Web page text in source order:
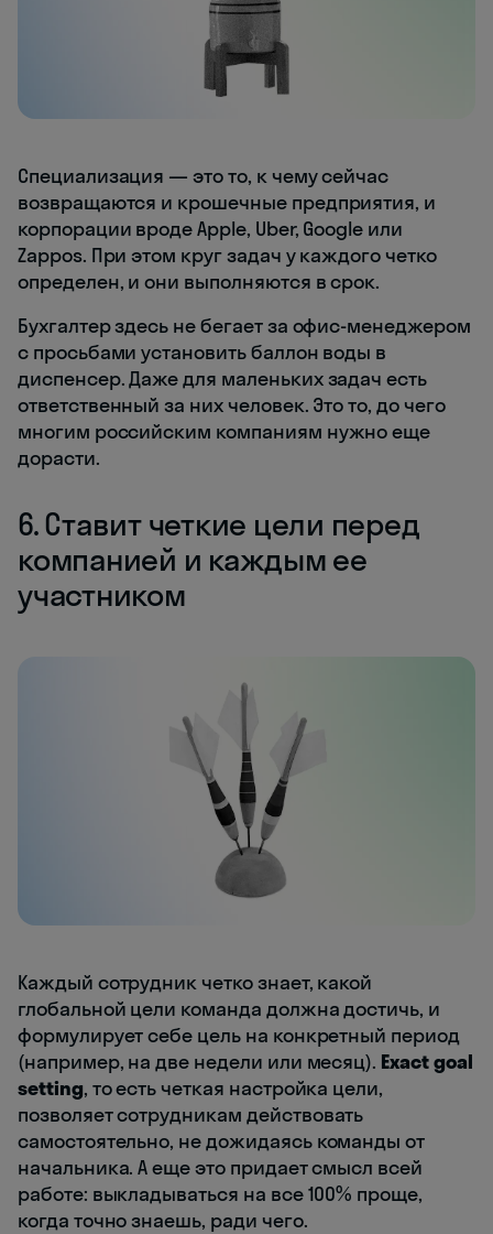
Специализация — это то, к чему сейчас
возвращаются и крошечные предприятия, и
корпорации вроде Apple, Uber, Google или
Zappos. При этом круг задач у каждого четко
определен, и они выполняются в срок.
Бухгалтер здесь не бегает за офис-менеджером
с просьбами установить баллон воды в
диспенсер. Даже для маленьких задач есть
ответственный за них человек. Это то, до чего
многим российским компаниям нужно еще
дорасти.
6. Ставит четкие цели перед
компанией и каждым ее
участником
Каждый сотрудник четко знает, какой
глобальной цели команда должна достичь, и
формулирует себе цель на конкретный период
(например, на две недели или месяц). Exact goal
setting, то есть четкая настройка цели,
позволяет сотрудникам действовать
самостоятельно, не дожидаясь команды от
начальника. А еще это придает смысл всей
работе: выкладываться на все 100% проще,
когда точно знаешь, ради чего.